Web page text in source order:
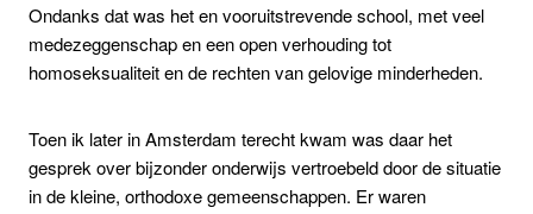
Ondanks dat was het en vooruitstrevende school, met veel
medezeggenschap en een open verhouding tot
homoseksualiteit en de rechten van gelovige minderheden.
Toen ik later in Amsterdam terecht kwam was daar het
gesprek over bijzonder onderwijs vertroebeld door de situatie
in de kleine, orthodoxe gemeenschappen. Er waren